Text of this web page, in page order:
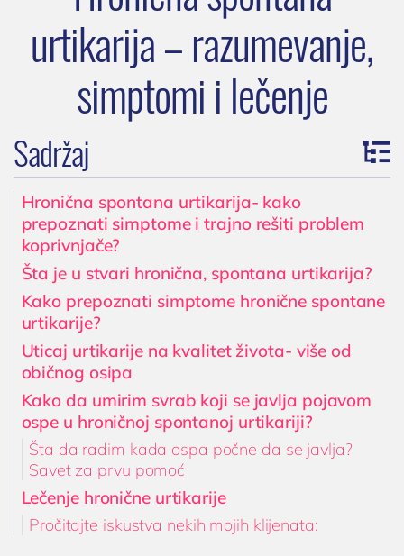
urtikarija – razumevanje,
simptomi i lečenje
Sadržaj
Hronična spontana urtikarija- kako
prepoznati simptome i trajno rešiti problem
koprivnjače?
Šta je u stvari hronična, spontana urtikarija?
Kako prepoznati simptome hronične spontane
urtikarije?
Uticaj urtikarije na kvalitet života- više od
običnog osipa
Kako da umirim svrab koji se javlja pojavom
ospe u hroničnoj spontanoj urtikariji?
Šta da radim kada ospa počne da se javlja?
Savet za prvu pomoć
Lečenje hronične urtikarije
Pročitajte iskustva nekih mojih klijenata: